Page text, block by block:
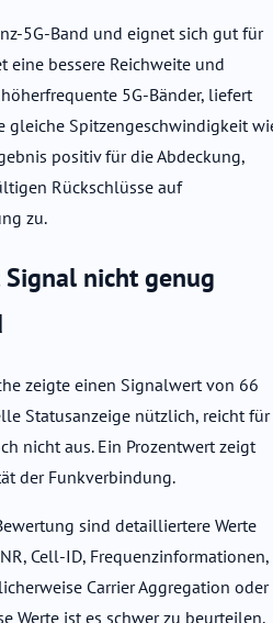
5G-Band und eignet sich gut für
eine bessere Reichweite und
5G-Bänder, liefert
gleiche Spitzengeschwindigkeit
positiv für die Abdeckung,
Rückschlüsse auf
zu.
nicht genug
zeigte einen Signalwert von 66
Statusanzeige nützlich, reicht für
nicht aus. Ein Prozentwert zeigt
der Funkverbindung.
sind detailliertere Werte
Cell-ID, Frequenzinformationen,
Carrier Aggregation oder
Werte ist es schwer zu beurteilen,